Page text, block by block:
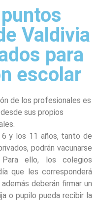
Valdivia
para
escolar
de los profesionales es
sus propios
y los 11 años, tanto de
podrán vacunarse
ello, los colegios
que les corresponderá
deberán firmar un
o pupilo pueda recibir la